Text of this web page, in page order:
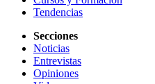
Tendencias
Secciones
Noticias
Entrevistas
Opiniones